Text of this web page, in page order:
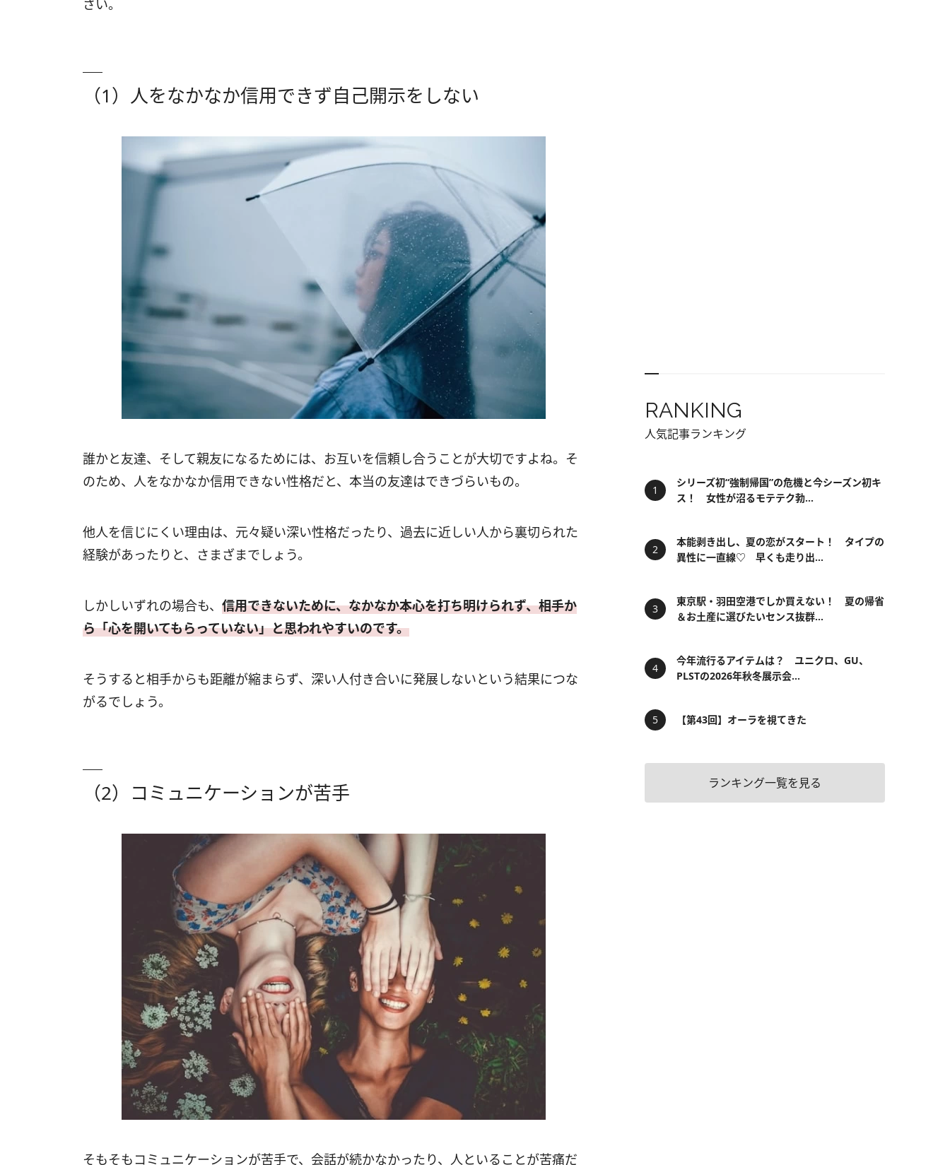
さい。
（1）人をなかなか信用できず自己開示をしない
誰かと友達、そして親友になるためには、お互いを信頼し合うことが大切ですよね。そ
のため、人をなかなか信用できない性格だと、本当の友達はできづらいもの。
他人を信じにくい理由は、元々疑い深い性格だったり、過去に近しい人から裏切られた
経験があったりと、さまざまでしょう。
しかしいずれの場合も、 信用できないために、なかなか本心を打ち明けられず、相手か
ら「心を開いてもらっていない」と思われやすいのです。
そうすると相手からも距離が縮まらず、深い人付き合いに発展しないという結果につな
がるでしょう。
（2）コミュニケーションが苦手
そもそもコミュニケーションが苦手で、会話が続かなかったり、人といることが苦痛だ
RANKING
人気記事ランキング
シリーズ初“強制帰国”の危機と今シーズン初キ
ス！ 女性が沼るモテテク勃...
本能剥き出し、夏の恋がスタート！ タイプの
異性に一直線♡ 早くも走り出...
東京駅・羽田空港でしか買えない！ 夏の帰省
＆お土産に選びたいセンス抜群...
今年流行るアイテムは？ ユニクロ、GU、
PLSTの2026年秋冬展示会...
【第43回】オーラを視てきた
ランキング一覧を見る